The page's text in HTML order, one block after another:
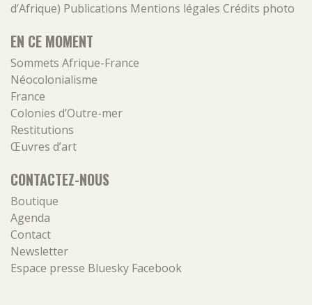
d’Afrique) Publications Mentions légales Crédits photo
EN CE MOMENT
Sommets Afrique-France
Néocolonialisme
France
Colonies d’Outre-mer
Restitutions
Œuvres d’art
CONTACTEZ-NOUS
Boutique
Agenda
Contact
Newsletter
Espace presse Bluesky Facebook